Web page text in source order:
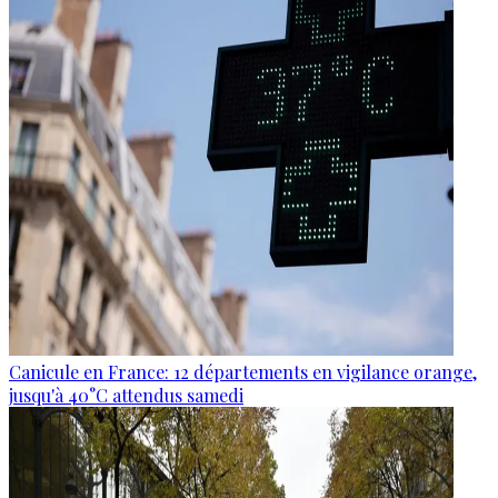
Canicule en France: 12 départements en vigilance orange,
jusqu'à 40°C attendus samedi